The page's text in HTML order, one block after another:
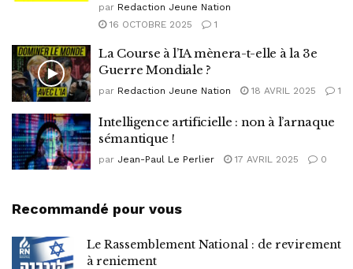
par Redaction Jeune Nation
16 OCTOBRE 2025
1
La Course à l’IA mènera-t-elle à la 3e
Guerre Mondiale ?
par Redaction Jeune Nation 18 AVRIL 2025 1
Intelligence artificielle : non à l’arnaque
sémantique !
par Jean-Paul Le Perlier 17 AVRIL 2025 0
Recommandé pour vous
Le Rassemblement National : de revirement
à reniement